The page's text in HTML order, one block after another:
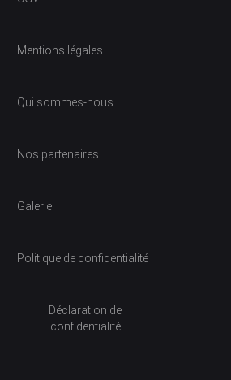
Mentions légales
Qui sommes-nous
Nos partenaires
Galerie
Politique de confidentialité
Déclaration de
confidentialité